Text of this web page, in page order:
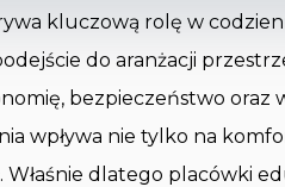
kluczową rolę w
do aranżacji
bezpieczeństwo oraz
wpływa nie tylko na
dlatego placówki